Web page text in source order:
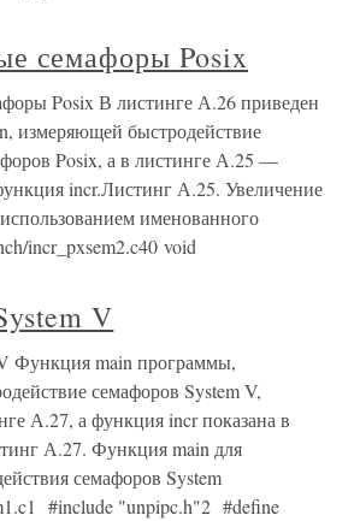
семафоры Posix
Posix В листинге А.26 приведен
измеряющей быстродействие
Posix, а в листинге А.25 —
incr.Листинг А.25. Увеличение
именованного
incr_pxsem2.c40 void
V
Функция main программы,
семафоров System V,
А.27, а функция incr показана в
А.27. Функция main для
семафоров System
#include "unpipc.h"2 #define